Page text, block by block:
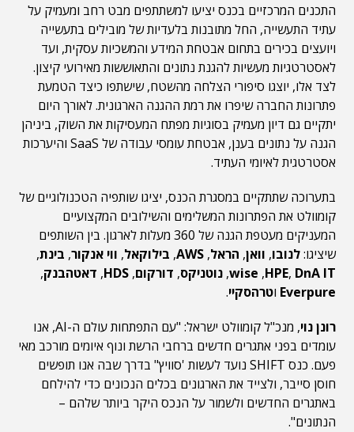
התכנים המרכזיים בכנס יציעו למשתתפים מבט רחב ומעמיק על
עתיד התעשייה, החל מתובנות בלעדיות של מובילים בתעשייה
ויועצים בכירים בתחום אבטחת המידע והמשכיות עסקית, ועד
לאסטרטגיות מעשיות להגנת נתונים והתאוששות מאירועי קיצון.
לצד אלו, יוצגו סיפורי הצלחה מהשטח, שישתפו כיצד הטמעת
פתרונות החברה שיפרו את רמת ההגנה הארגונית. לאורך היום
יתקיים גם דיון מעמיק בסוגיות מפתח המעסיקות את השוק, ביניהן
הגנה על נתונים בענן, אבטחת עומסי עבודה של SaaS והיערכות
אסטרטגית לאיומי העתיד.
בתערוכה שתתקיים במסגרת הכנס, יציגו שותפיה הטכנולוגיים של
קומוולט את הפתרונות המשלימים והשילובים המקצועיים
המעניקים מעטפת הגנה של 360 מעלות לארגון. בין השותפים
שיציגו:לנובו, וואן, הראל,
AWS
, בילוקאל, ווי אנקור, בינת,
wise ,HPE, DnA IT
, נוטניקס, דורקום,
HDS
, דאטהבנק,
Everpure וטרהסקיי.
רונן נוי
, מנכ"ל קומוולט ישראל: "עם התפתחות עולם ה-AI, אנו
עומדים בפני אתגרים חדשים ברחבי הרשת ונוף איומים מורכב מאי
פעם. כנס SHIFT נועד לעשות 'סוויץ" בדרך שבה אנו תופשים
חוסן סייבר, ולצייד את הארגונים בכלים הנכונים כדי להילחם
באתגרים החדשים ולשמור על הנכס היקר ביותר שלהם –
הנתונים".